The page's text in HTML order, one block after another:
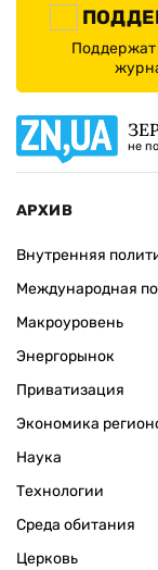
не
АРХИВ
Внутренняя
Международная
Макроуровень
Энергорынок
Приватизация
Экономика
Наука
Технологии
Среда обитания
Церковь